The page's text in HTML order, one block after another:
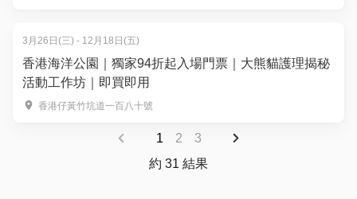
3月26日(三) - 12月18日(五)
香港海洋公園｜獨家94折起入場門票｜大熊貓護理揭秘
活動工作坊｜即買即用
香港仔黃竹坑道一百八十號
1 2
3
約 31 結果